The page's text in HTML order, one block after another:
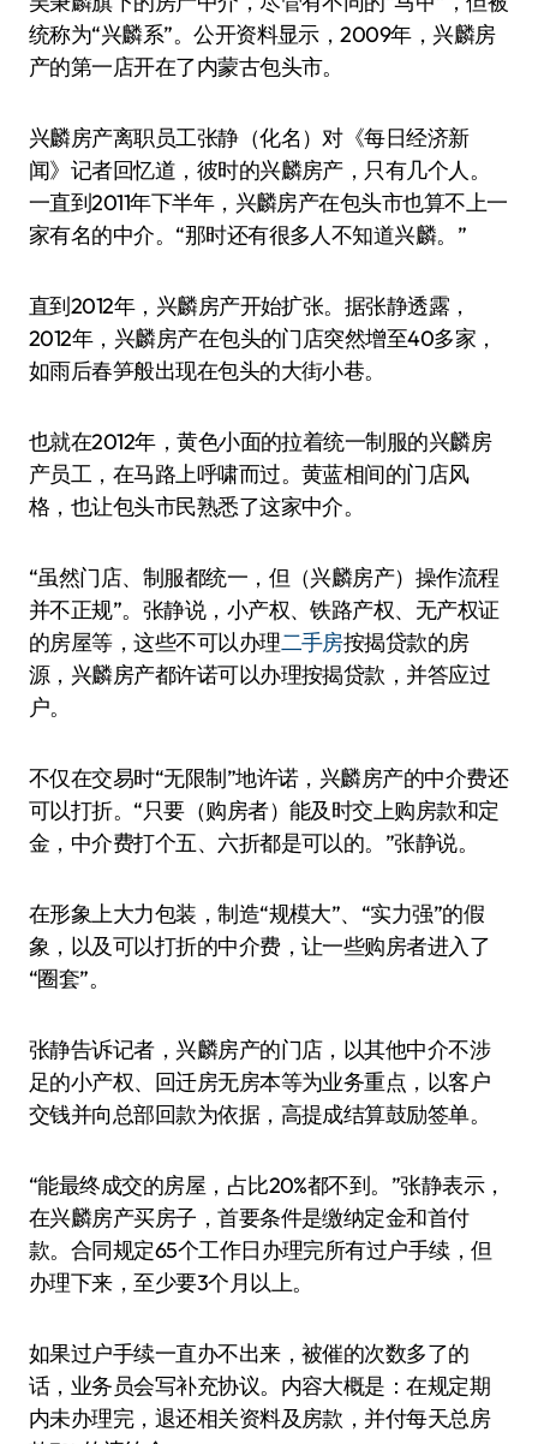
统称为“兴麟系”。公开资料显示，2009年，兴麟房
产的第一店开在了内蒙古包头市。
兴麟房产离职员工张静（化名）对《每日经济新
闻》记者回忆道，彼时的兴麟房产，只有几个人。
一直到2011年下半年，兴麟房产在包头市也算不上一
家有名的中介。“那时还有很多人不知道兴麟。”
直到2012年，兴麟房产开始扩张。据张静透露，
2012年，兴麟房产在包头的门店突然增至40多家，
如雨后春笋般出现在包头的大街小巷。
也就在2012年，黄色小面的拉着统一制服的兴麟房
产员工，在马路上呼啸而过。黄蓝相间的门店风
格，也让包头市民熟悉了这家中介。
“虽然门店、制服都统一，但（兴麟房产）操作流程
并不正规”。张静说，小产权、铁路产权、无产权证
的房屋等，这些不可以办理二手房按揭贷款的房
源，兴麟房产都许诺可以办理按揭贷款，并答应过
户。
不仅在交易时“无限制”地许诺，兴麟房产的中介费还
可以打折。“只要（购房者）能及时交上购房款和定
金，中介费打个五、六折都是可以的。”张静说。
在形象上大力包装，制造“规模大”、“实力强”的假
象，以及可以打折的中介费，让一些购房者进入了
“圈套”。
张静告诉记者，兴麟房产的门店，以其他中介不涉
足的小产权、回迁房无房本等为业务重点，以客户
交钱并向总部回款为依据，高提成结算鼓励签单。
“能最终成交的房屋，占比20%都不到。”张静表示，
在兴麟房产买房子，首要条件是缴纳定金和首付
款。合同规定65个工作日办理完所有过户手续，但
办理下来，至少要3个月以上。
如果过户手续一直办不出来，被催的次数多了的
话，业务员会写补充协议。内容大概是：在规定期
内未办理完，退还相关资料及房款，并付每天总房